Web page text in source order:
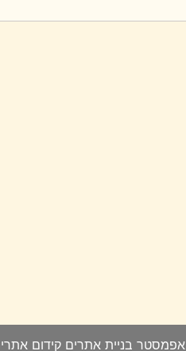
אפמסטר בניית אתרים קידום